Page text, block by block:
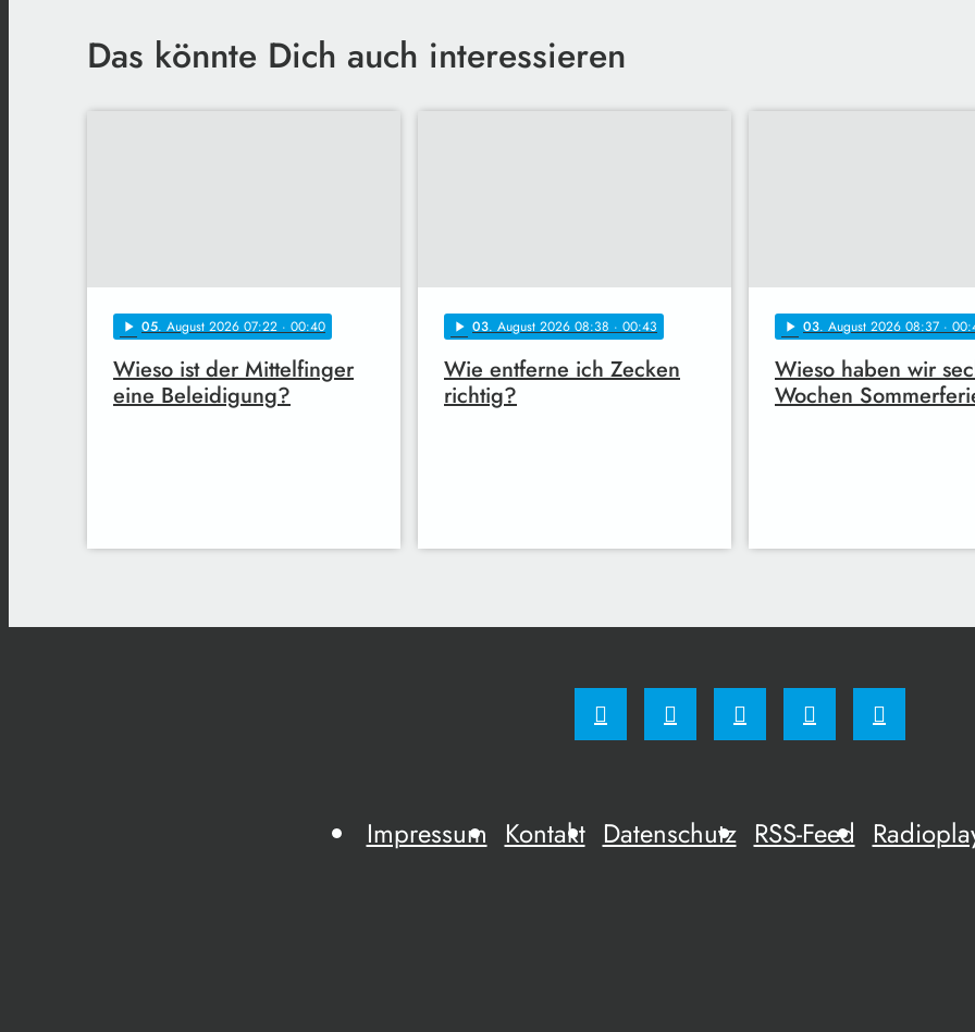
Das könnte Dich auch interessieren
play_arrow 05. August 2026 07:22 · 00:40
Wieso ist der Mittelfinger
eine Beleidigung?
play_arrow 03. August 2026 08:38 · 00:43
Wie entferne ich Zecken
richtig?
play_arrow 03. August 2026 08:37 ·
Wieso haben wir
Wochen
Impressum Kontakt Datenschutz RSS-Feed